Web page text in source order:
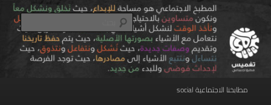
المحتوى
الأساسيtaghmees تغميس
مطبخ اجتماعي
بحث
مطابخنا الاجتماعية social